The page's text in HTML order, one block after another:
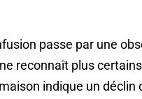
passe par une
reconnaît plus
indique un déclin